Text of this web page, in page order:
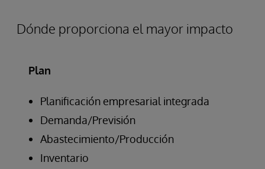
Dónde proporciona el mayor impacto
Plan
Planificación empresarial integrada
Demanda/Previsión
Abastecimiento/Producción
Inventario